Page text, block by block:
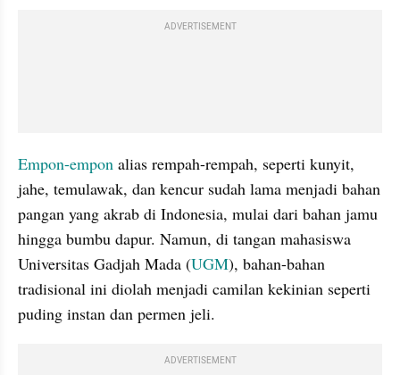
ADVERTISEMENT
Empon-empon alias rempah-rempah, seperti kunyit,
jahe, temulawak, dan kencur sudah lama menjadi bahan
pangan yang akrab di Indonesia, mulai dari bahan jamu
hingga bumbu dapur. Namun, di tangan mahasiswa
Universitas Gadjah Mada (UGM), bahan-bahan
tradisional ini diolah menjadi camilan kekinian seperti
puding instan dan permen jeli.
ADVERTISEMENT